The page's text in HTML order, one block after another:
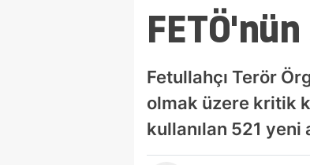
Fetullahçı Terör
olmak üzere kritik
kullanılan 521